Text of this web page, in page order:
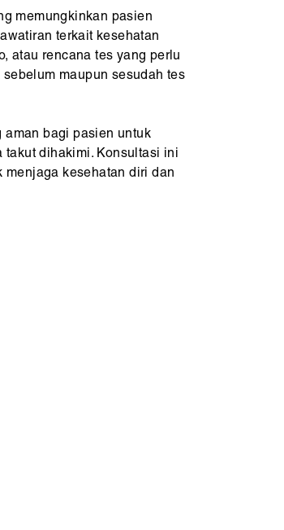
memungkinkan pasien
terkait kesehatan
atau rencana tes yang perlu
maupun sesudah tes
aman bagi pasien untuk
takut dihakimi. Konsultasi ini
kesehatan diri dan